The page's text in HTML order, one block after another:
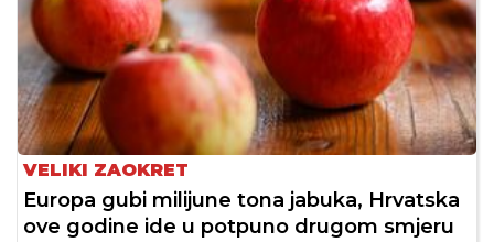
VELIKI ZAOKRET
Europa gubi milijune tona jabuka, Hrvatska
ove godine ide u potpuno drugom smjeru